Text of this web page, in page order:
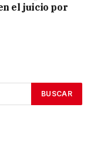
el juicio por